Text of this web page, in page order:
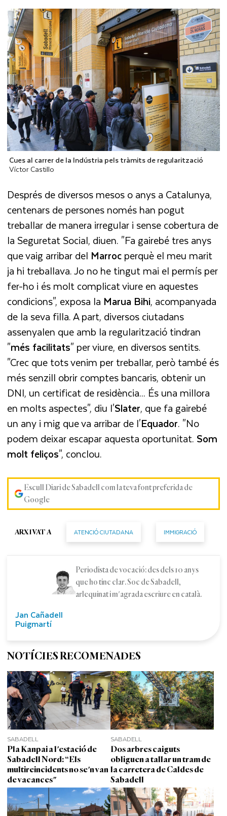
Cues al carrer de la Indústria pels tràmits de regularització
Víctor Castillo
Després de diversos mesos o anys a Catalunya,
centenars de persones només han pogut
treballar de manera irregular i sense cobertura de
la Seguretat Social, diuen. "Fa gairebé tres anys
que vaig arribar del Marrocperquè el meu marit
ja hi treballava. Jo no he tingut mai el permís per
fer-ho i és molt complicat viure en aquestes
condicions", exposa la Marua Bihi, acompanyada
de la seva filla. A part, diversos ciutadans
assenyalen que amb la regularització tindran
"més facilitats" per viure, en diversos sentits.
"Crec que tots venim per treballar, però també és
més senzill obrir comptes bancaris, obtenir un
DNI, un certificat de residència... És una millora
en molts aspectes", diu l'Slater, que fa gairebé
un any i mig que va arribar de l'Equador. "No
podem deixar escapar aquesta oportunitat. Som
molt feliços", conclou.
Escull Diari de Sabadell com la teva font preferida de
Google
ARXIVAT A ATENCIÓ CIUTADANA IMMIGRACIÓ
Jan Cañadell
Puigmartí
Periodista de vocació: des dels 10 anys
que ho tinc clar. Soc de Sabadell,
arlequinat i m'agrada escriure en català.
NOTÍCIES RECOMENADES
SABADELL
Pla Kanpai a l'estació de
Sabadell Nord: “Els
multireincidents no se'n van
de vacances"
SABADELL
Dos arbres caiguts
obliguen a tallar un tram de
la carretera de Caldes de
Sabadell